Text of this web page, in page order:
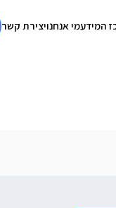
המידעמי אנחנויצירת קשר